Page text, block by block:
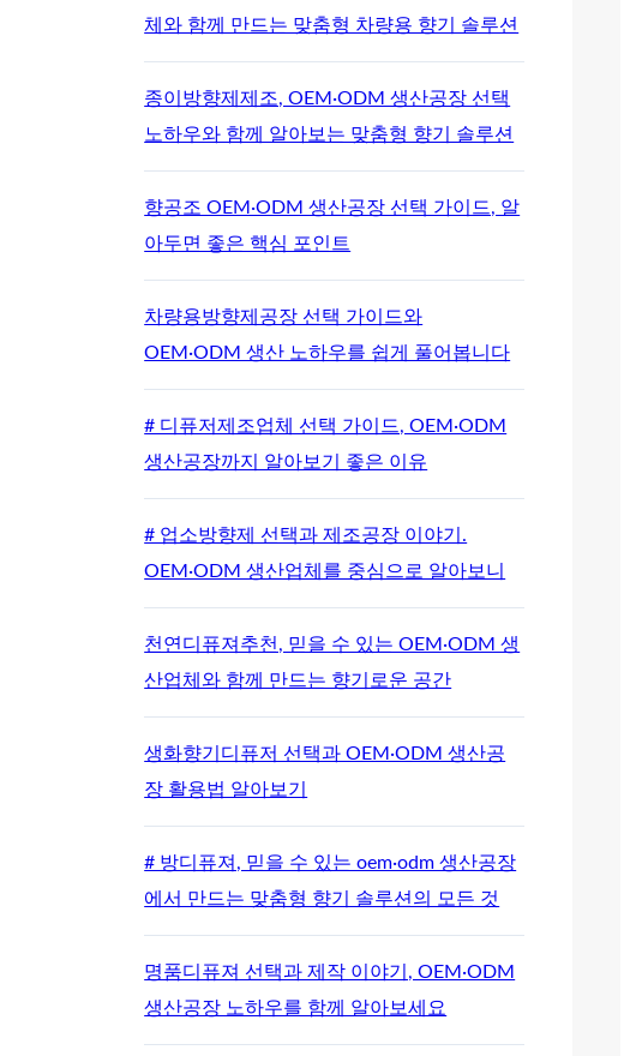
체와 함께 만드는 맞춤형 차량용 향기 솔루션
종이방향제제조, OEM·ODM 생산공장 선택
노하우와 함께 알아보는 맞춤형 향기 솔루션
향공조 OEM·ODM 생산공장 선택 가이드, 알
아두면 좋은 핵심 포인트
차량용방향제공장 선택 가이드와
OEM·ODM 생산 노하우를 쉽게 풀어봅니다
# 디퓨저제조업체 선택 가이드, OEM·ODM
생산공장까지 알아보기 좋은 이유
# 업소방향제 선택과 제조공장 이야기.
OEM·ODM 생산업체를 중심으로 알아보니
천연디퓨져추천, 믿을 수 있는 OEM·ODM 생
산업체와 함께 만드는 향기로운 공간
생화향기디퓨저 선택과 OEM·ODM 생산공
장 활용법 알아보기
# 방디퓨져, 믿을 수 있는 oem·odm 생산공장
에서 만드는 맞춤형 향기 솔루션의 모든 것
명품디퓨져 선택과 제작 이야기, OEM·ODM
생산공장 노하우를 함께 알아보세요